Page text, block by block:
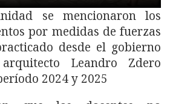
se mencionaron los
por medidas de fuerzas
desde el gobierno
Leandro Zdero
2024 y 2025